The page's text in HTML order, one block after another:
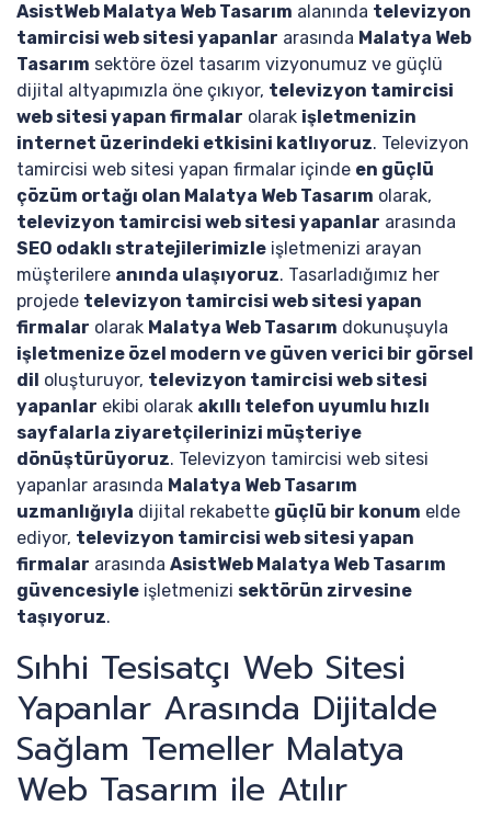
AsistWeb Malatya Web Tasarım alanında televizyon
tamircisi web sitesi yapanlar arasında Malatya Web
Tasarım sektöre özel tasarım vizyonumuz ve güçlü
dijital altyapımızla öne çıkıyor, televizyon tamircisi
web sitesi yapan firmalar olarak işletmenizin
internet üzerindeki etkisini katlıyoruz. Televizyon
tamircisi web sitesi yapan firmalar içinde en güçlü
çözüm ortağı olan Malatya Web Tasarım olarak,
televizyon tamircisi web sitesi yapanlar arasında
SEO odaklı stratejilerimizle işletmenizi arayan
müşterilere anında ulaşıyoruz. Tasarladığımız her
projede televizyon tamircisi web sitesi yapan
firmalar olarak Malatya Web Tasarım dokunuşuyla
işletmenize özel modern ve güven verici bir görsel
dil oluşturuyor, televizyon tamircisi web sitesi
yapanlar ekibi olarak akıllı telefon uyumlu hızlı
sayfalarla ziyaretçilerinizi müşteriye
dönüştürüyoruz. Televizyon tamircisi web sitesi
yapanlar arasında Malatya Web Tasarım
uzmanlığıyla dijital rekabette güçlü bir konum elde
ediyor, televizyon tamircisi web sitesi yapan
firmalar arasında AsistWeb Malatya Web Tasarım
güvencesiyle işletmenizi sektörün zirvesine
taşıyoruz.
Sıhhi Tesisatçı Web Sitesi
Yapanlar Arasında Dijitalde
Sağlam Temeller Malatya
Web Tasarım ile Atılır